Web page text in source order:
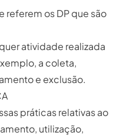
referem os DP que são
atividade realizada
a coleta,
e exclusão.
práticas relativas ao
utilização,